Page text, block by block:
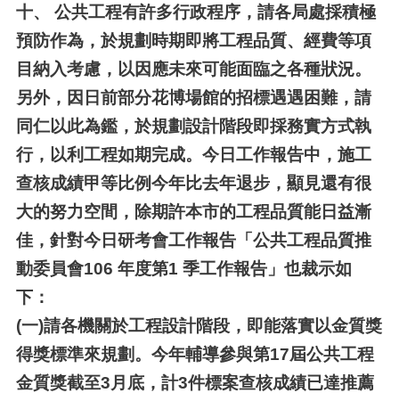
十、 公共工程有許多行政程序，請各局處採積極
預防作為，於規劃時期即將工程品質、經費等項
目納入考慮，以因應未來可能面臨之各種狀況。
另外，因日前部分花博場館的招標遇遇困難，請
同仁以此為鑑，於規劃設計階段即採務實方式執
行，以利工程如期完成。今日工作報告中，施工
查核成績甲等比例今年比去年退步，顯見還有很
大的努力空間，除期許本市的工程品質能日益漸
佳，針對今日研考會工作報告「公共工程品質推
動委員會106 年度第1 季工作報告」也裁示如
下：
(一)請各機關於工程設計階段，即能落實以金質獎
得獎標準來規劃。今年輔導參與第17屆公共工程
金質獎截至3月底，計3件標案查核成績已達推薦